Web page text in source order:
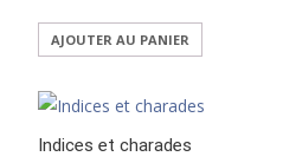
AJOUTER AU PANIER
Indices et charades